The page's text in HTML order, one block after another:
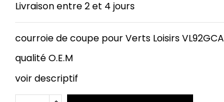
Livraison entre 2 et 4 jours
courroie de coupe pour Verts Loisirs VL92GCA
qualité O.E.M
voir descriptif